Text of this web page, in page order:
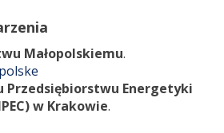
Małopolskiemu.
Przedsiębiorstwu Energetyki
w Krakowie.